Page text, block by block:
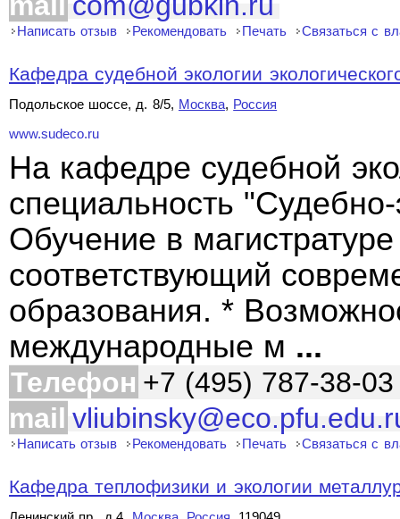
Написать отзыв Рекомендовать Печать Связаться с
Кафедра судебной экологии
Подольское шоссе, д. 8/5, Москва, Россия
www.sudeco.ru
На кафедре судебной
специальность "Судебно-
Обучение в
соответствующий
образования. *
международные м ...
Телефон +7 (495) 787-38-
mail
Написать отзыв Рекомендовать Печать Связаться с
Кафедра теплофизики и экологии